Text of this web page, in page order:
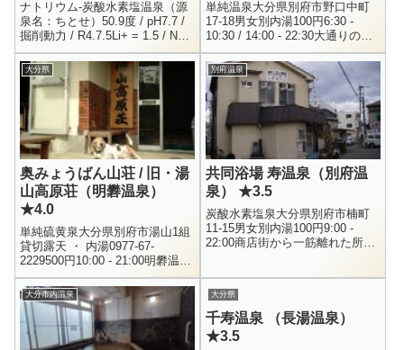
ナトリウム-炭酸水素塩温泉（源
泉名：ちとせ）50.9度 / pH7.7 /
掘削動力 / R4.7.5Li+ = 1.5 / Na+
= 194 / K+ = 14.3 / Mg+...
単純温泉大分県別府市野口中町
17-18男女別内湯100円6:30 -
10:30 / 14:00 - 22:30大通りの交
差点にある共同浴場です。ショ
ッピングセンターや大型銀行な
ん...
大分県
奥みょうばん山荘 / 旧・湯
山高原荘（明礬温泉）
★4.0
単純硫黄泉大分県別府市湯山1組
貸切露天 ・ 内湯0977-67-
2229500円10:00 - 21:00明礬温泉
の一番外れにあるお宿がここ、
湯山高原荘です。地獄むしプリ
ンで有名な...
別府温泉
共同浴場 寿温泉（別府温
泉） ★3.5
炭酸水素塩泉大分県別府市楠町
11-15男女別内湯100円9:00 -
22:00商店街から一筋離れた所に
大分市内温泉 大分県
千寿温泉 （長湯温泉）
★3.5